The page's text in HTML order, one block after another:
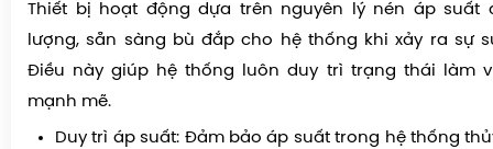
Thiết bị hoạt động dựa trên nguyên lý nén áp suất
lượng, sẵn sàng bù đắp cho hệ thống khi xảy ra sự
Điều này giúp hệ thống luôn duy trì trạng thái làm
mạnh mẽ.
Duy trì áp suất: Đảm bảo áp suất trong hệ thống